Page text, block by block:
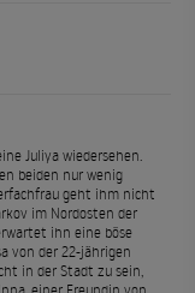
Juliya wiedersehen.
beiden nur wenig
geht ihm nicht
im Nordosten der
ihn eine böse
von der 22-jährigen
in der Stadt zu sein,